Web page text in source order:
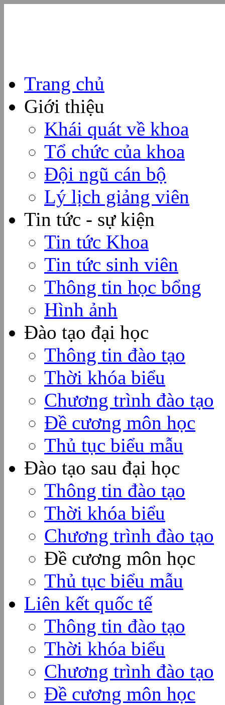
Trang chủ
Giới thiệu
Khái quát về khoa
Tổ chức của khoa
Đội ngũ cán bộ
Lý lịch giảng viên
Tin tức - sự kiện
Tin tức Khoa
Tin tức sinh viên
Thông tin học bổng
Hình ảnh
Đào tạo đại học
Thông tin đào tạo
Thời khóa biểu
Chương trình đào tạo
Đề cương môn học
Thủ tục biểu mẫu
Đào tạo sau đại học
Thông tin đào tạo
Thời khóa biểu
Chương trình đào tạo
Đề cương môn học
Thủ tục biểu mẫu
Liên kết quốc tế
Thông tin đào tạo
Thời khóa biểu
Chương trình đào tạo
Đề cương môn học